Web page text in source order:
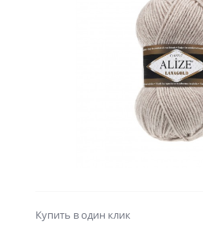
Купить в один клик